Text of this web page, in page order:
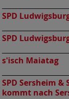
SPD
SPD
s'isch Maiatag
SPD Sersheim &
kommt nach